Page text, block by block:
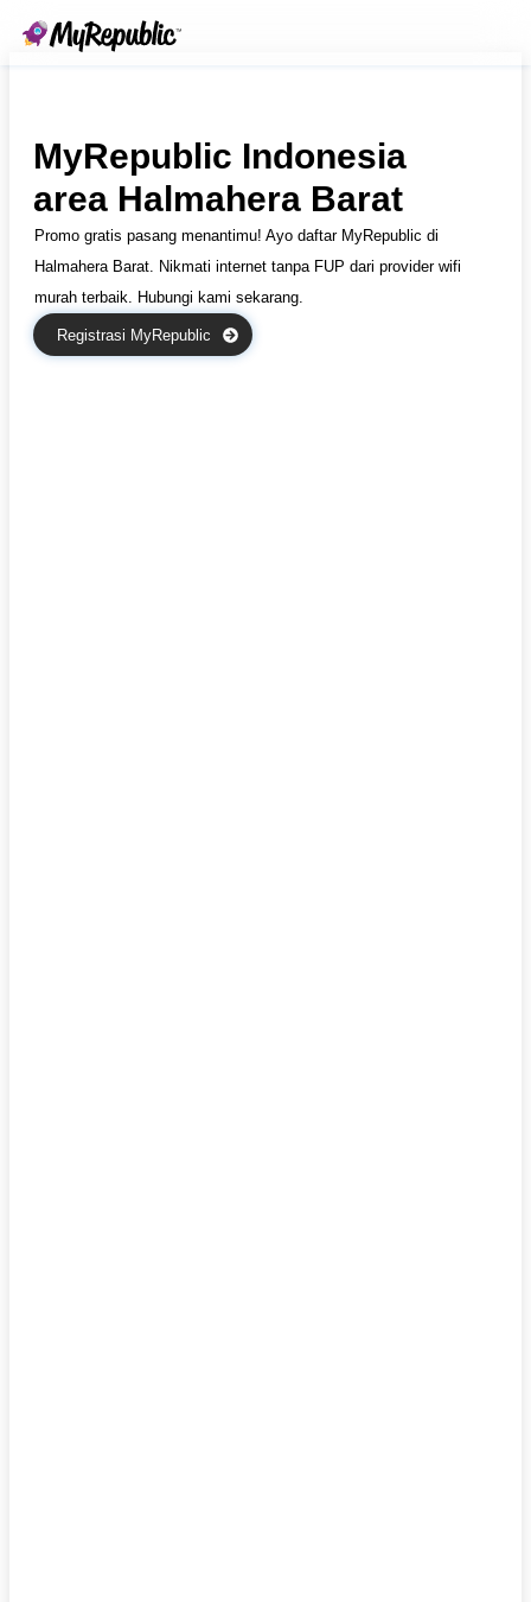
MyRepublic Indonesia
area Halmahera Barat
Promo gratis pasang menantimu! Ayo daftar MyRepublic di
Halmahera Barat. Nikmati internet tanpa FUP dari provider wifi
murah terbaik. Hubungi kami sekarang.
Registrasi MyRepublic